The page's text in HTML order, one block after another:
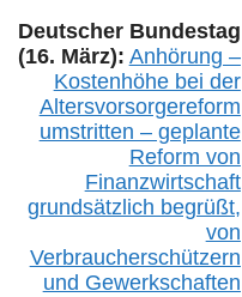
Deutscher Bundestag
(16. März): Anhörung –
Kostenhöhe bei der
Altersvorsorgereform
umstritten – geplante
Reform von
Finanzwirtschaft
grundsätzlich begrüßt,
von
Verbraucherschützern
und Gewerkschaften